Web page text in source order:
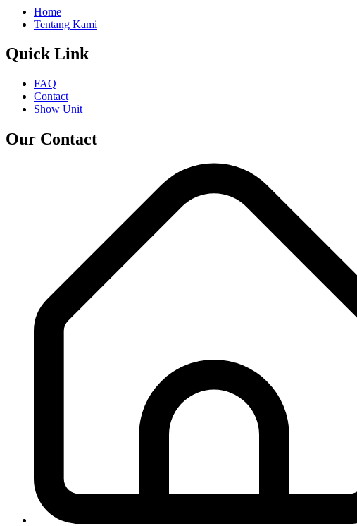
Home
Tentang Kami
Quick Link
FAQ
Contact
Show Unit
Our Contact